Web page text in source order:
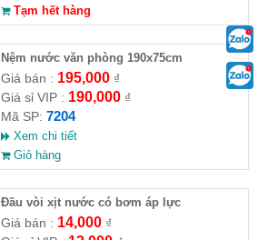
Tạm hết hàng
Nệm nước văn phòng 190x75cm
Giá bán : 195,000₫
Giá sỉ VIP : 190,000₫
Mã SP: 7204
Xem chi tiết
Giỏ hàng
Đầu vòi xịt nước có bơm áp lực
Giá bán : 14,000₫